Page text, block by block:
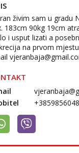
živim sam u gradu
183cm 90kg 19cm
i usput lizati a
na prvom